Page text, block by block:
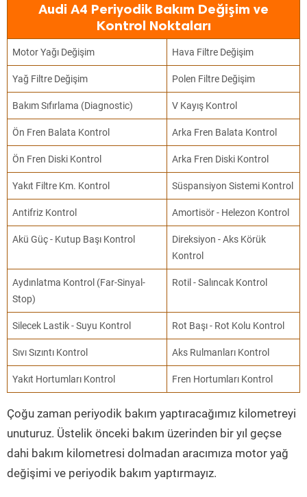
Audi A4 Periyodik Bakım Değişim ve
Kontrol Noktaları
Motor Yağı Değişim Hava Filtre Değişim
Yağ Filtre Değişim Polen Filtre Değişim
Bakım Sıfırlama (Diagnostic) V Kayış Kontrol
Ön Fren Balata Kontrol Arka Fren Balata Kontrol
Ön Fren Diski Kontrol Arka Fren Diski Kontrol
Yakıt Filtre Km. Kontrol Süspansiyon Sistemi Kontrol
Antifriz Kontrol Amortisör - Helezon Kontrol
Akü Güç - Kutup Başı Kontrol
Direksiyon - Aks Körük
Kontrol
Aydınlatma Kontrol (Far-Sinyal-
Stop)
Rotil - Salıncak Kontrol
Silecek Lastik - Suyu Kontrol Rot Başı - Rot Kolu Kontrol
Sıvı Sızıntı Kontrol Aks Rulmanları Kontrol
Yakıt Hortumları Kontrol Fren Hortumları Kontrol
Çoğu zaman periyodik bakım yaptıracağımız kilometreyi
unuturuz. Üstelik önceki bakım üzerinden bir yıl geçse
dahi bakım kilometresi dolmadan aracımıza motor yağ
değişimi ve periyodik bakım yaptırmayız.